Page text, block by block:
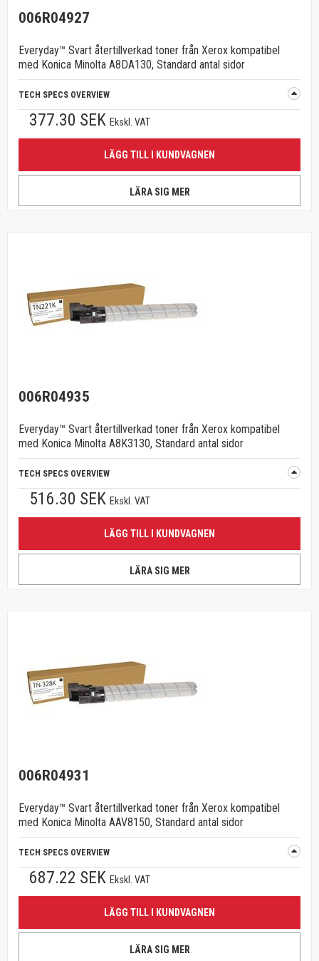
006R04927
Everyday™ Svart återtillverkad toner från Xerox kompatibel
med Konica Minolta A8DA130, Standard antal sidor
TECH SPECS OVERVIEW
377.30 SEK Ekskl. VAT
LÄGG TILL I KUNDVAGNEN
LÄRA SIG MER
006R04935
Everyday™ Svart återtillverkad toner från Xerox kompatibel
med Konica Minolta A8K3130, Standard antal sidor
TECH SPECS OVERVIEW
516.30 SEK Ekskl. VAT
LÄGG TILL I KUNDVAGNEN
LÄRA SIG MER
006R04931
Everyday™ Svart återtillverkad toner från Xerox kompatibel
med Konica Minolta AAV8150, Standard antal sidor
TECH SPECS OVERVIEW
687.22 SEK Ekskl. VAT
LÄGG TILL I KUNDVAGNEN
LÄRA SIG MER